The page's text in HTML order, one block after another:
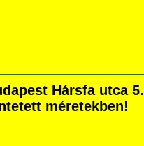
Hársfa utca 5.
méretekben!